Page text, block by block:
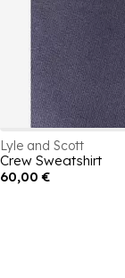
Lyle and Scott
Crew Sweatshirt
60,00 €